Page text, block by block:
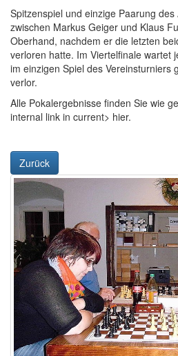
Spitzenspiel und einzige Paarung
zwischen Markus Geiger und Klaus
Oberhand, nachdem er die letzten
verloren hatte. Im Viertelfinale wartet
im einzigen Spiel des Vereinsturniers
verlor.
Alle Pokalergebnisse finden Sie wie
internal link in current> hier.
Zurück